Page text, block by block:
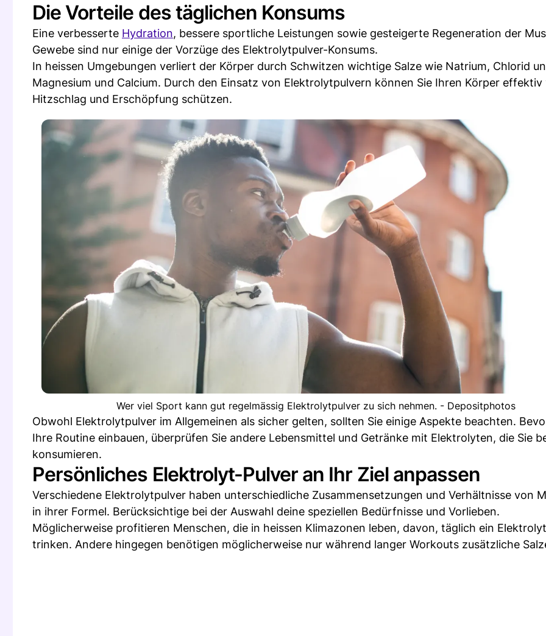
Die Vorteile des täglichen Konsums
Eine verbesserte Hydration, bessere sportliche Leistungen sowie gesteigerte Regeneration der
Gewebe sind nur einige der Vorzüge des Elektrolytpulver-Konsums.
In heissen Umgebungen verliert der Körper durch Schwitzen wichtige Salze wie Natrium, Chlorid
Magnesium und Calcium. Durch den Einsatz von Elektrolytpulvern können Sie Ihren Körper effektiv
Hitzschlag und Erschöpfung schützen.
Wer viel Sport kann gut regelmässig Elektrolytpulver zu sich nehmen. - Depositphotos
Obwohl Elektrolytpulver im Allgemeinen als sicher gelten, sollten Sie einige Aspekte beachten.
Ihre Routine einbauen, überprüfen Sie andere Lebensmittel und Getränke mit Elektrolyten, die Sie
konsumieren.
Persönliches Elektrolyt-Pulver an Ihr Ziel anpassen
Verschiedene Elektrolytpulver haben unterschiedliche Zusammensetzungen und Verhältnisse von
in ihrer Formel. Berücksichtige bei der Auswahl deine speziellen Bedürfnisse und Vorlieben.
Möglicherweise profitieren Menschen, die in heissen Klimazonen leben, davon, täglich ein
trinken. Andere hingegen benötigen möglicherweise nur während langer Workouts zusätzliche